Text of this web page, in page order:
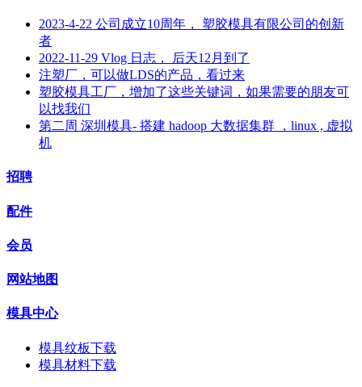
2023-4-22 公司成立10周年， 塑胶模具有限公司的创新
者
2022-11-29 Vlog 日志， 后天12月到了
注塑厂，可以做LDS的产品，看过来
塑胶模具工厂，增加了这些关键词，如果需要的朋友可
以找我们
第二周 深圳模具- 搭建 hadoop 大数据集群 ，linux , 虚拟
机
招聘
配件
会员
网站地图
模具中心
模具纹板下载
模具材料下载